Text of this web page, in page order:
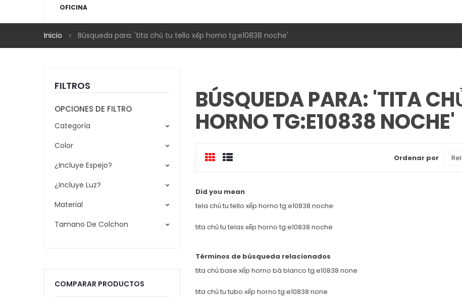
OFICINA
Inicio Búsqueda para: 'tita chủ tu tello xếp horno tg:e10838 noche'
BÚSQUEDA PARA: 'TITA
HORNO TG:E10838 NOCHE'
Ver
Cuadrícula
Estilizado
Ordenar por
Did you mean
tela chủ tu tello xếp horno tg:e10838 noche
tita chủ tu telas xếp horno tg:e10838 noche
Términos de búsqueda relacionados
tita chủ base xếp horno bá blanco tg:e10838 none
tita chủ tu tubo xếp horno tg:e10838 none
FILTROS
OPCIONES DE FILTRO
Categoría
Color
¿Incluye Espejo?
¿Incluye Luz?
Material
Tamano De Colchon
COMPARAR PRODUCTOS